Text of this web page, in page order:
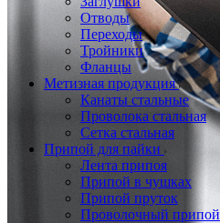
Отводы
Переходы
Тройники
Фланцы
Метизная продукция
Канаты стальные
Проволока стальная
Сетка стальная
Припой для пайки
Лента припоя
Припой в чушках
Припой пруток
Проволочный припой